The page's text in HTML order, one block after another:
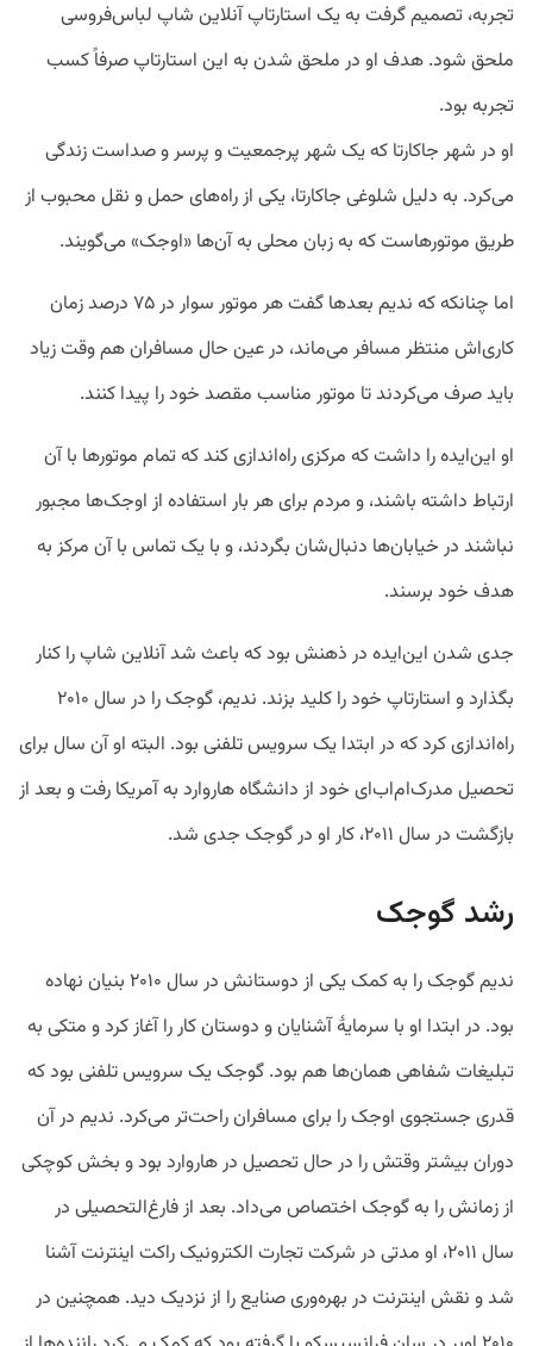
تجربه، تصمیم گرفت به یک استارتاپ آنلاین شاپ لباس‌فروسی
ملحق شود. هدف او در ملحق شدن به این استارتاپ صرفاً کسب
تجربه بود.
او در شهر جاکارتا که یک شهر پرجمعیت و پرسر و صداست زندگی
می‌کرد. به دلیل شلوغی جاکارتا، یکی از راه‌های حمل و نقل محبوب از
طریق موتورهاست که به زبان محلی به آن‌ها «اوجک» می‌گویند.
اما چنانکه که ندیم بعد‌ها گفت هر موتور سوار در ۷۵ درصد زمان
کاری‌اش منتظر مسافر می‌ماند، در عین حال مسافران هم وقت زیاد
باید صرف می‌کردند تا موتور مناسب مقصد خود را پیدا کنند.
او این‌ایده را داشت که مرکزی راه‌اندازی کند که تمام موتور‌ها با آن
ارتباط داشته باشند، و مردم برای هر بار استفاده از اوجک‌ها مجبور
نباشند در خیابان‌ها دنبال‌شان بگردند، و با یک تماس با آن مرکز به
هدف خود برسند.
جدی شدن این‌ایده در ذهنش بود که باعث شد آنلاین شاپ را کنار
بگذارد و استارتاپ خود را کلید بزند. ندیم، گوجک را در سال ۲۰۱۰
راه‌اندازی کرد که در ابتدا یک سرویس تلفنی بود. البته او آن سال برای
تحصیل مدرک‌ام‌اب‌ای خود از دانشگاه هاروارد به آمریکا رفت و بعد از
بازگشت در سال ۲۰۱۱، کار او در گوجک جدی شد.‌
رشد گوجک
ندیم گوجک را به کمک یکی از دوستانش در سال ۲۰۱۰ بنیان نهاده
بود. در ابتدا او با سرمایۀ آشنایان و دوستان کار را آغاز کرد و متکی به
تبلیغات شفاهی همان‌ها هم بود. گوجک یک سرویس تلفنی بود که
قدری جستجوی اوجک را برای مسافران راحت‌تر می‌کرد. ندیم در آن
دوران بیشتر وقتش را در حال تحصیل در هاروارد بود و بخش کوچکی
از زمانش را به گوجک اختصاص می‌داد. بعد از فارغ‌التحصیلی در
سال ۲۰۱۱، او مدتی در شرکت تجارت الکترونیک راکت اینترنت آشنا
شد و نقش اینترنت در بهره‌وری صنایع را از نزدیک دید. همچنین در